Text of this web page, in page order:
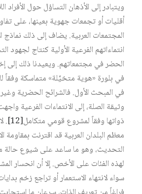
ويتبادر إلى الأذهان التساؤل حول الأفراد
أقليات أو تجمعات جهوية بعينها، على
المجتمعات العربية. يضاف إلى ذلك نماذج
انتماءاتهم الفرعية الأولية كنتاج لجهود
الحضر في مجتمعاتهم. ويعيدنا ذلك إلى
في بلورة «هوية متخيَّلة» متماسكة وفقاً
في المبحث الأول. فالشرائح الحضرية وغير
وثيقة الصلة، إلى الانتماءات الفرعية
ذواتها وفقاً لمشروع قومي متكامل‏[12]
.
معظم البلدان العربية قد اقترنت بمقاومة
التحديث، وهو ما ساعد على شيوع حالة من
لهذه الفئات على الأخص. إلا أن انحسار
سواء لانتهاء الاستعمار أو تراجع زخم